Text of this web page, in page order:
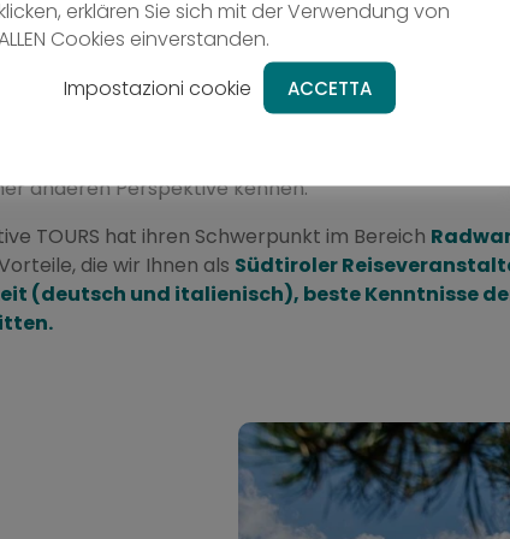
wandern oder langlaufen Sie Tag für Tag
Höchstleistungen. Die Touren sind so
das aussuchen können, was Ihnen
„Du und Ich“ kommen so voll auf Ihre Kosten
anderen Perspektive kennen.
TOURS hat ihren Schwerpunkt im Bereich
die wir Ihnen als Südtiroler
(deutsch und italienisch), beste Kenntnisse
erklären Sie sich mit der Verwendung von
Cookies einverstanden.
Impostazioni cookie
ACCETTA